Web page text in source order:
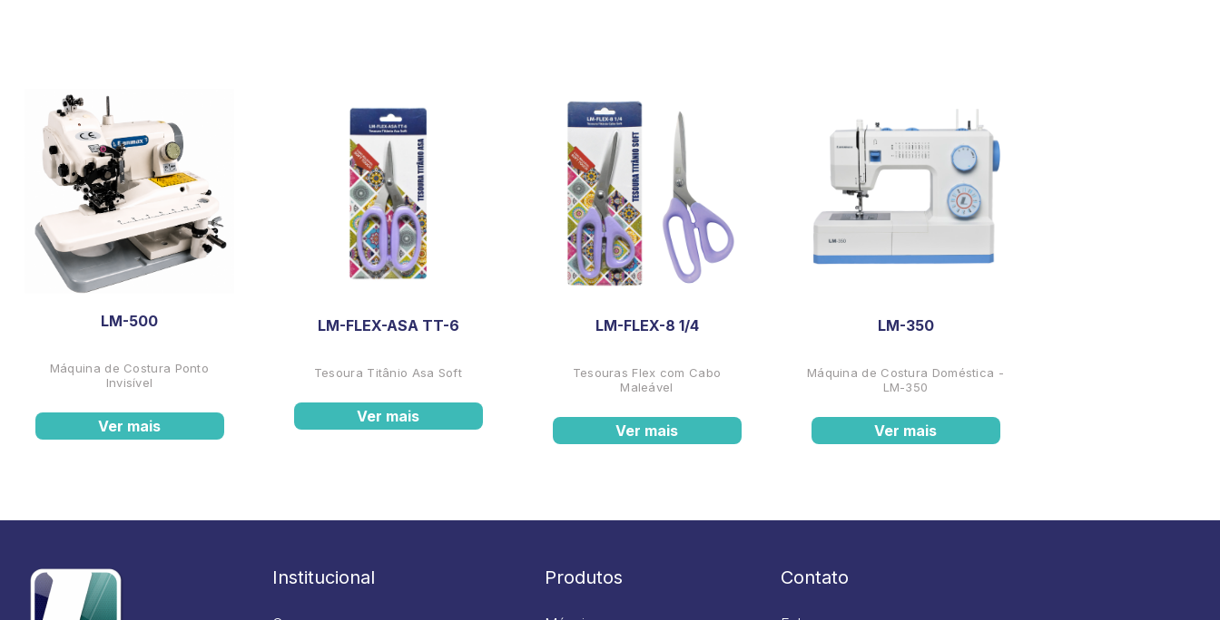
LM-500
Máquina de Costura Ponto
Invisível
Ver mais
LM-FLEX-ASA TT-6
Tesoura Titânio Asa Soft
Ver mais
LM-FLEX-8 1/4
Tesouras Flex com Cabo
Maleável
Ver mais
LM-350
Máquina de Costura Doméstica -
LM-350
Ver mais
Institucional Produtos Contato